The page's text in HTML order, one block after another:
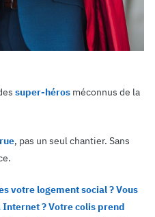
super-héros méconnus de la
, pas un seul chantier. Sans
votre logement social ? Vous
Internet ? Votre colis prend